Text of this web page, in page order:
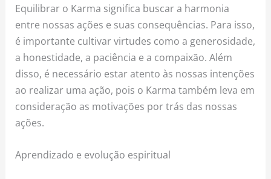
Equilibrar o Karma significa buscar a harmonia
entre nossas ações e suas consequências. Para isso,
é importante cultivar virtudes como a generosidade,
a honestidade, a paciência e a compaixão. Além
disso, é necessário estar atento às nossas intenções
ao realizar uma ação, pois o Karma também leva em
consideração as motivações por trás das nossas
ações.
Aprendizado e evolução espiritual